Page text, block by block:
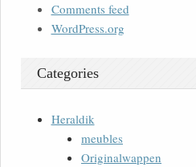
Comments feed
WordPress.org
Categories
Heraldik
meubles
Originalwappen